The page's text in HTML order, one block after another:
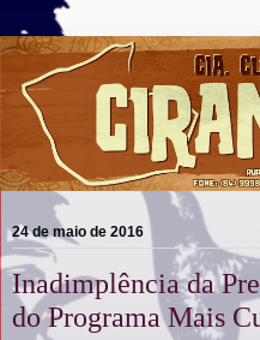
24 de maio de 2016
Inadimplência da
do Programa Mais